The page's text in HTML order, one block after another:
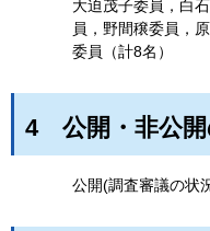
大迫茂子委員，白
員，野間穣委員，
委員（計8名）
4 公開・非公開
公開(調査審議の状